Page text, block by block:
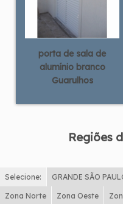
porta de sala de
alumínio branco
Guarulhos
Regiões
Selecione: GRANDE SÃO
Zona Norte Zona Oeste